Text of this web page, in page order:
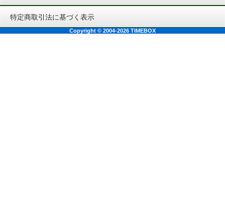
特定商取引法に基づく表示
Copyright © 2004-2026 TIMEBOX